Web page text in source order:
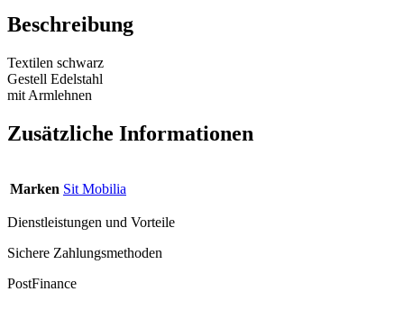
Beschreibung
Textilen schwarz
Gestell Edelstahl
mit Armlehnen
Zusätzliche Informationen
Marken Sit Mobilia
Dienstleistungen und Vorteile
Sichere Zahlungsmethoden
PostFinance